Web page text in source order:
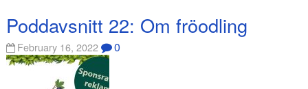
Poddavsnitt 22: Om fröodling
February 16, 2022 0